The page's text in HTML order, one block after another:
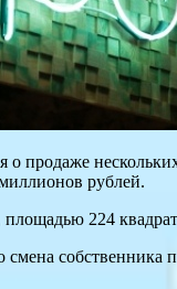
о продаже
рублей.
224
смена